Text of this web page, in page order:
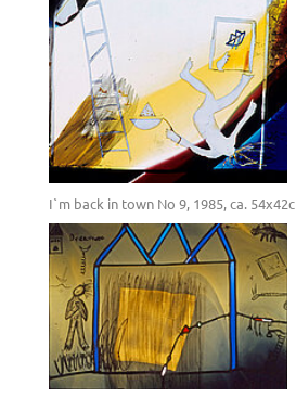
I`m back in town No 9, 1985, ca.